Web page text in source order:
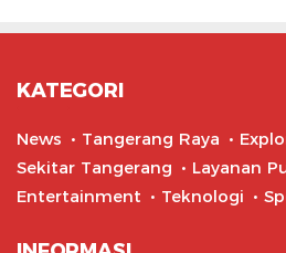
KATEGORI
News Tangerang Raya
Sekitar Tangerang
Layanan
Entertainment
Teknologi